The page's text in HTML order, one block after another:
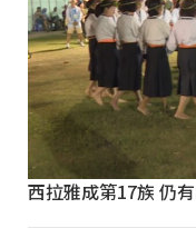
西拉雅成第17族 仍